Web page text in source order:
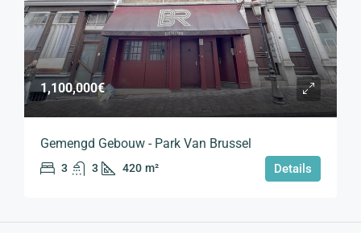
1,100,000€
Gemengd Gebouw - Park Van Brussel
3 3 420 m² Details